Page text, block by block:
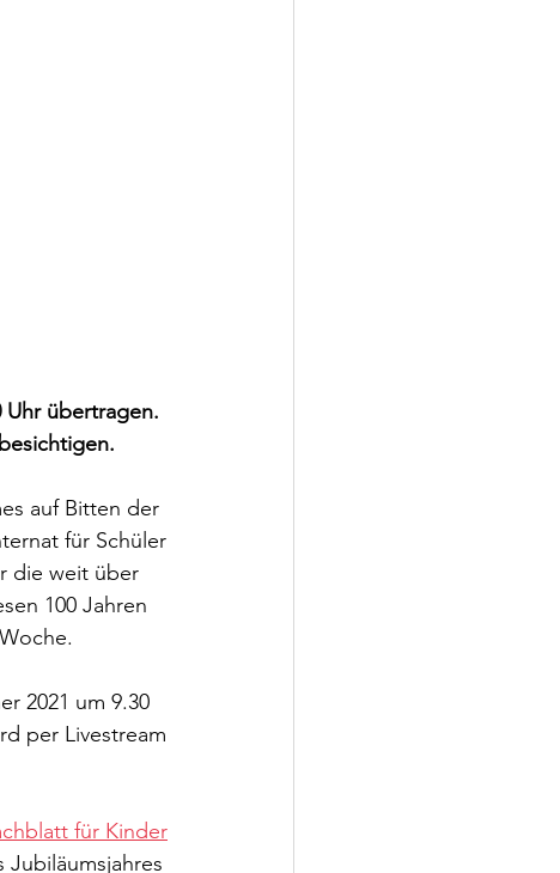
Uhr übertragen.
auf Bitten der
für Schüler
die weit über
100 Jahren
2021 um 9.30
per Livestream
für Kinder
Jubiläumsjahres